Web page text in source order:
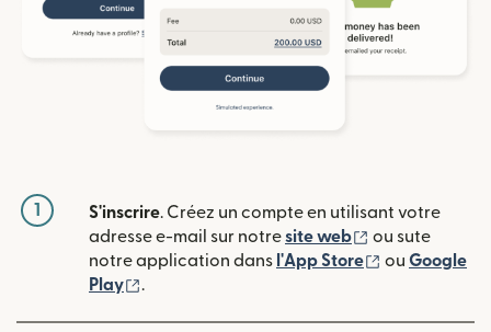
1 S'inscrire. Créez un compte en utilisant votre
adresse e-mail sur notresite web (s'ouvre dans
ou sute
notre application dans l'App Store (s'ouvre
ou Google
Play
(s'ouvre dans une nouvelle fenêtre)
.